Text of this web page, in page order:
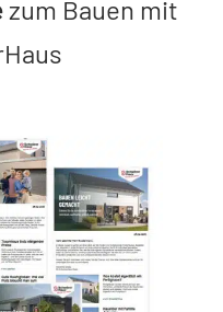
zum Bauen mit